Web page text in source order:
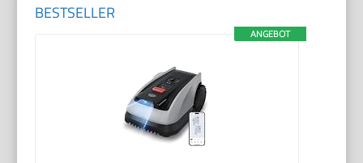
BESTSELLER
ANGEBOT